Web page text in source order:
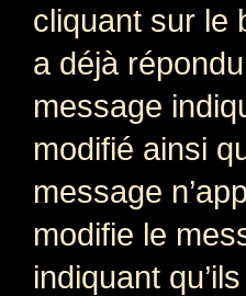
cliquant sur le
a déjà
message
modifié ainsi
message
modifie le
indiquant